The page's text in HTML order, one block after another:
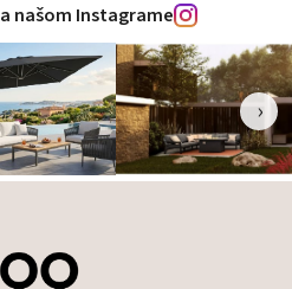
našom Instagrame
›